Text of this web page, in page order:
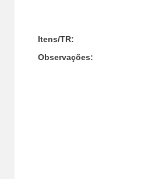
Itens/TR:
Observações: